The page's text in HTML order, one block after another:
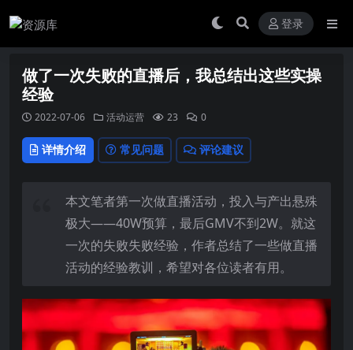
登录
做了一次失败的直播后，我总结出这些实操
经验
2022-07-06 活动运营 23 0
详情介绍 常见问题 评论建议
本文笔者第一次做直播活动，投入与产出悬殊
极大——40W预算，最后GMV不到2W。就这
一次的失败失败经验，作者总结了一些做直播
活动的经验教训，希望对各位读者有用。